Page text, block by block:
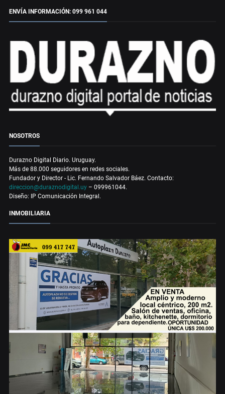
ENVÍA INFORMACIÓN: 099 961 044
NOSOTROS
Durazno Digital Diario. Uruguay.
Más de 88.000 seguidores en redes sociales.
Fundador y Director - Lic. Fernando Salvador Báez. Contacto:
direccion@duraznodigital.uy – 099961044.
Diseño: IP Comunicación Integral.
INMOBILIARIA